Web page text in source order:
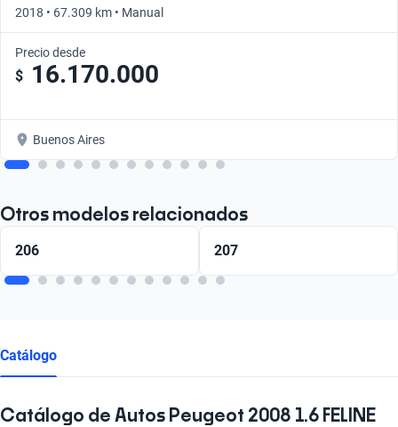
2018 • 67.309 km • Manual
Precio desde
$ 16.170.000
Buenos Aires
Otros modelos relacionados
206 207
Catálogo
Catálogo de Autos Peugeot 2008 1.6 FELINE